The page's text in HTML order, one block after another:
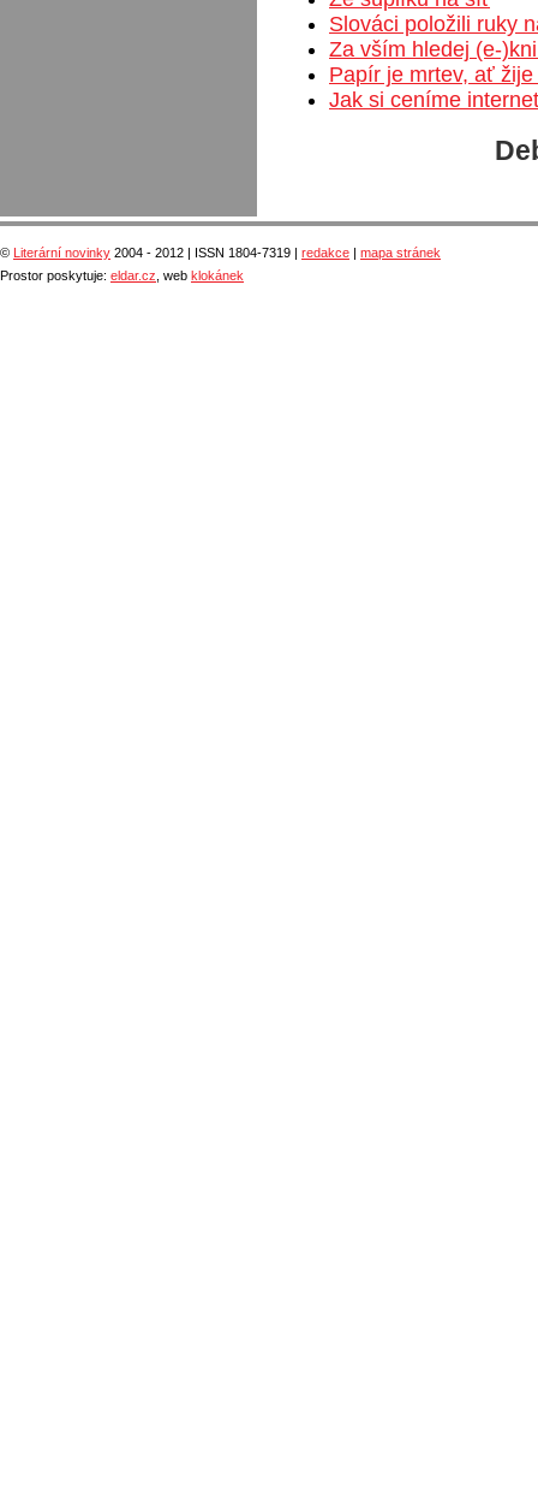
Slováci položili ruky
Za vším hledej (e-
Papír je mrtev, ať
Jak si ceníme
© Literární novinky 2004 - 2012 | ISSN 1804-7319 | redakce
mapa stránek
Prostor poskytuje: eldar.cz , web klokánek